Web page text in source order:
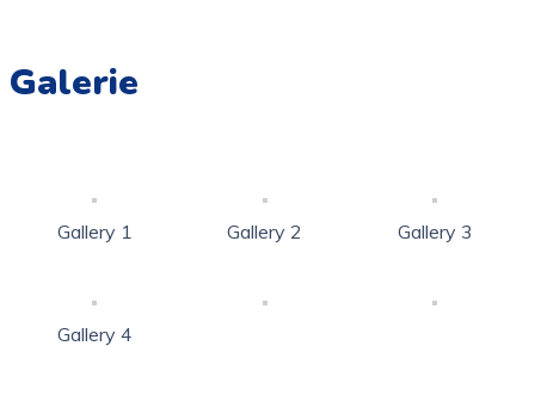
Galerie
Gallery 1 Gallery 2 Gallery 3
Gallery 4